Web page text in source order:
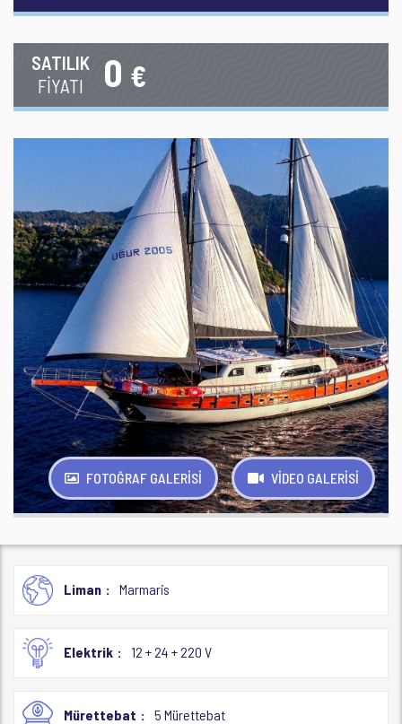
SATILIK
FİYATI
0 €
FOTOĞRAF GALERİSİ VİDEO GALERİSİ
Liman Marmaris
Elektrik 12 + 24 + 220 V
Mürettebat 5 Mürettebat